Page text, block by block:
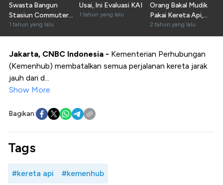
Swasta Bangun
Stasiun Commuter
Jatake
1 tahun yang lalu
Usai, Ini Evaluasi KAI
1 tahun yang lalu
Orang Bakal Mudik
Pakai Kereta Api,
Armada Aman?
2 tahun yang lalu
Jakarta, CNBC Indonesia - Kementerian Perhubungan
(Kemenhub) membatalkan semua perjalanan kereta jarak
jauh dari d...
Show More
Bagikan:
Tags
#kereta api #kemenhub